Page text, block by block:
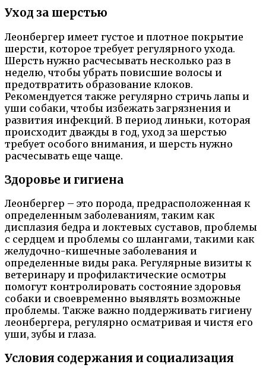
Уход за шерстью
Леонбергер имеет густое и плотное покрытие
шерсти, которое требует регулярного ухода.
Шерсть нужно расчесывать несколько раз в
неделю, чтобы убрать повисшие волосы и
предотвратить образование клоков.
Рекомендуется также регулярно стричь лапы и
уши собаки, чтобы избежать загрязнения и
развития инфекций. В период линьки, которая
происходит дважды в год, уход за шерстью
требует особого внимания, и шерсть нужно
расчесывать еще чаще.
Здоровье и гигиена
Леонбергер – это порода, предрасположенная к
определенным заболеваниям, таким как
дисплазия бедра и локтевых суставов, проблемы
с сердцем и проблемы со шлангами, такими как
желудочно-кишечные заболевания и
определенные виды рака. Регулярные визиты к
ветеринару и профилактические осмотры
помогут контролировать состояние здоровья
собаки и своевременно выявлять возможные
проблемы. Также важно поддерживать гигиену
леонбергера, регулярно осматривая и чистя его
уши, зубы и глаза.
Условия содержания и социализация